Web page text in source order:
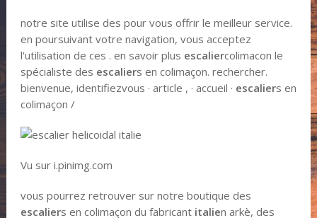
notre site utilise des pour vous offrir le meilleur service.
en poursuivant votre navigation, vous acceptez
l'utilisation de ces . en savoir plus escaliercolimacon le
spécialiste des escaliers en colimaçon. rechercher.
bienvenue, identifiezvous · article , · accueil · escaliers en
colimaçon /
Vu sur i.pinimg.com
vous pourrez retrouver sur notre boutique des
escaliers en colimaçon du fabricant italien arkè, des